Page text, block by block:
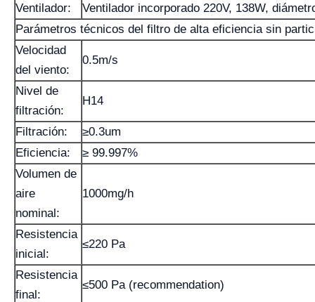
Ventilador:
Ventilador incorporado 220V, 138W,
Parámetros técnicos del filtro de alta eficiencia sin
Velocidad
del viento:
0.5m/s
Nivel de
filtración:
H14
Filtración:
≥0.3um
Eficiencia:
≥ 99.997%
Volumen de
aire
nominal:
1000mg/h
Resistencia
inicial:
≤220 Pa
Resistencia
final:
≤500 Pa (recommendation)